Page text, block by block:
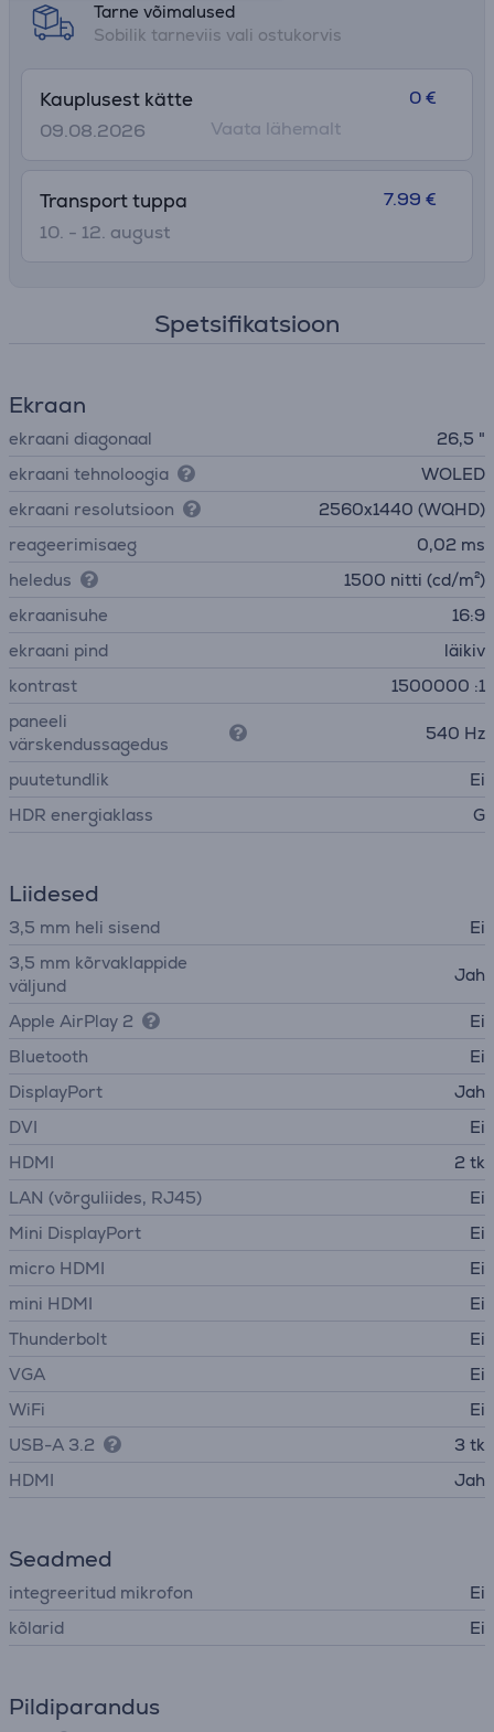
Tarne võimalused
Sobilik tarneviis vali ostukorvis
Kauplusest kätte
09.08.2026
0 €
Vaata lähemalt
Transport tuppa
10. - 12. august
7.99 €
Spetsifikatsioon
Ekraan
ekraani diagonaal
26,5 "
ekraani tehnoloogia
WOLED
ekraani resolutsioon
2560x1440 (WQHD)
reageerimisaeg
0,02 ms
heledus
1500 nitti (cd/m²)
ekraanisuhe
16:9
ekraani pind
läikiv
kontrast
1500000 :1
paneeli
värskendussagedus
540 Hz
puutetundlik
Ei
HDR energiaklass
G
Liidesed
3,5 mm heli sisend
Ei
3,5 mm kõrvaklappide
väljund
Jah
Apple AirPlay 2
Ei
Bluetooth
Ei
DisplayPort
Jah
DVI
Ei
HDMI
2 tk
LAN (võrguliides, RJ45)
Ei
Mini DisplayPort
Ei
micro HDMI
Ei
mini HDMI
Ei
Thunderbolt
Ei
VGA
Ei
WiFi
Ei
USB-A 3.2
3 tk
HDMI
Jah
Seadmed
integreeritud mikrofon
Ei
kõlarid
Ei
Pildiparandus